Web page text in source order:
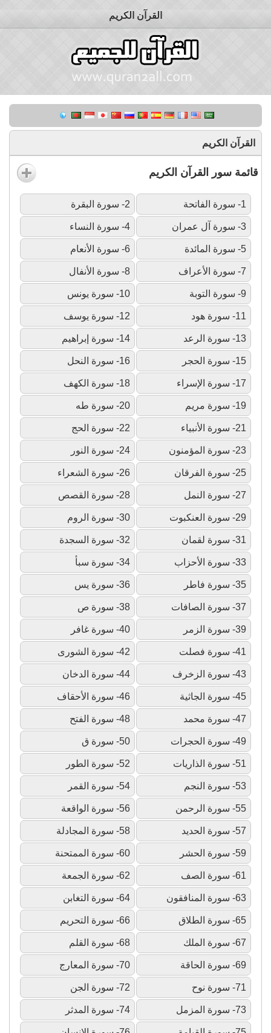
القرآن الكريم
القرآن الكريم
قائمة سور القرآن الكريم
1- سورة الفاتحة 2- سورة البقرة
3- سورة آل عمران 4- سورة النساء
5- سورة المائدة 6- سورة الأنعام
7- سورة الأعراف 8- سورة الأنفال
9- سورة التوبة 10- سورة يونس
11- سورة هود 12- سورة يوسف
13- سورة الرعد 14- سورة إبراهيم
15- سورة الحجر 16- سورة النحل
17- سورة الإسراء 18- سورة الكهف
19- سورة مريم 20- سورة طه
21- سورة الأنبياء 22- سورة الحج
23- سورة المؤمنون 24- سورة النور
25- سورة الفرقان 26- سورة الشعراء
27- سورة النمل 28- سورة القصص
29- سورة العنكبوت 30- سورة الروم
31- سورة لقمان 32- سورة السجدة
33- سورة الأحزاب 34- سورة سبأ
35- سورة فاطر 36- سورة يس
37- سورة الصافات 38- سورة ص
39- سورة الزمر 40- سورة غافر
41- سورة فصلت 42- سورة الشورى
43- سورة الزخرف 44- سورة الدخان
45- سورة الجاثية 46- سورة الأحقاف
47- سورة محمد 48- سورة الفتح
49- سورة الحجرات 50- سورة ق
51- سورة الذاريات 52- سورة الطور
53- سورة النجم 54- سورة القمر
55- سورة الرحمن 56- سورة الواقعة
57- سورة الحديد 58- سورة المجادلة
59- سورة الحشر 60- سورة الممتحنة
61- سورة الصف 62- سورة الجمعة
63- سورة المنافقون 64- سورة التغابن
65- سورة الطلاق 66- سورة التحريم
67- سورة الملك 68- سورة القلم
69- سورة الحاقة 70- سورة المعارج
71- سورة نوح 72- سورة الجن
73- سورة المزمل 74- سورة المدثر